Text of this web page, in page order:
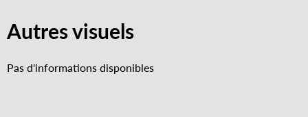
Autres visuels
Pas d'informations disponibles